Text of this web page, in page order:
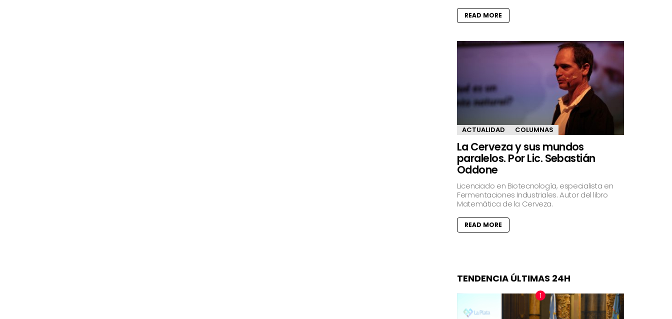
READ MORE
ACTUALIDAD COLUMNAS
La Cerveza y sus mundos
paralelos. Por Lic. Sebastián
Oddone
Licenciado en Biotecnología, especialista en
Fermentaciones Industriales. Autor del libro
Matemática de la Cerveza.
READ MORE
TENDENCIA ÚLTIMAS 24H